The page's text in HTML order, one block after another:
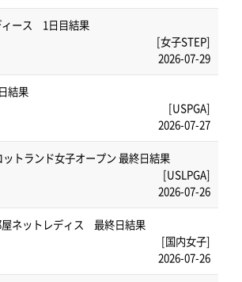
ィース 1日目結果
[女子STEP]
2026-07-29
結果
[USPGA]
2026-07-27
トランド女子オープン 最終日結果
[USLPGA]
2026-07-26
屋ネットレディス 最終日結果
[国内女子]
2026-07-26